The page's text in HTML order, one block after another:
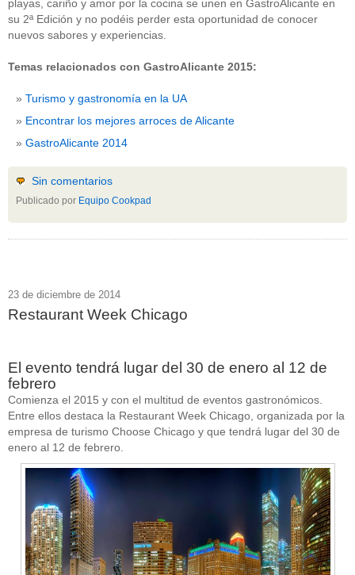
playas, cariño y amor por la cocina se unen en GastroAlicante en
su 2ª Edición y no podéis perder esta oportunidad de conocer
nuevos sabores y experiencias.
Temas relacionados con GastroAlicante 2015:
Turismo y gastronomía en la UA
Encontrar los mejores arroces de Alicante
GastroAlicante 2014
Sin comentarios
Publicado por Equipo Cookpad
23 de diciembre de 2014
Restaurant Week Chicago
El evento tendrá lugar del 30 de enero al 12 de
febrero
Comienza el 2015 y con el multitud de eventos gastronómicos.
Entre ellos destaca la Restaurant Week Chicago, organizada por la
empresa de turismo Choose Chicago y que tendrá lugar del 30 de
enero al 12 de febrero.